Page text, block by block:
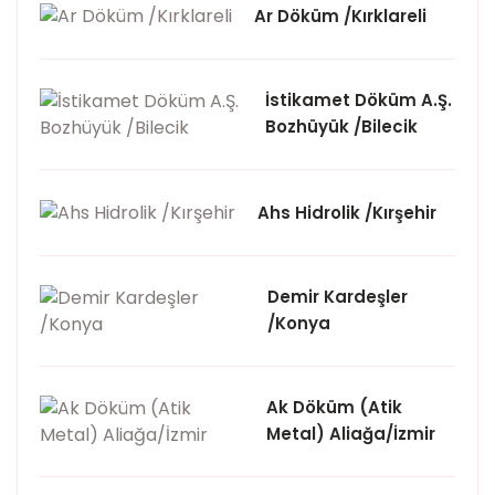
Ar Döküm /Kırklareli
İstikamet Döküm A.Ş.
Bozhüyük /Bilecik
Ahs Hidrolik /Kırşehir
Demir Kardeşler
/Konya
Ak Döküm (Atik
Metal) Aliağa/İzmir